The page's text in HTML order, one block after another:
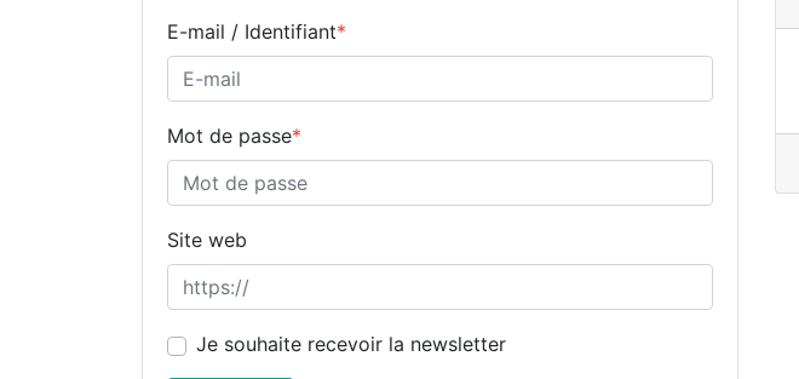
E-mail / Identifiant*
Mot de passe*
Site web
Je souhaite recevoir la newsletter